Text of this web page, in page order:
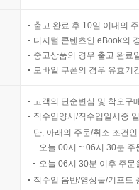
출고 완료 후 10일 이내의
디지털 콘텐츠인 eBook의
중고상품의 경우 출고 완료
모바일 쿠폰의 경우 유효기
고객의 단순변심 및 착오구
직수입양서/직수입일서중
단, 아래의 주문/취소 조건
오늘 00시 ~ 06시 30분
오늘 06시 30분 이후 주
직수입 음반/영상물/기프트